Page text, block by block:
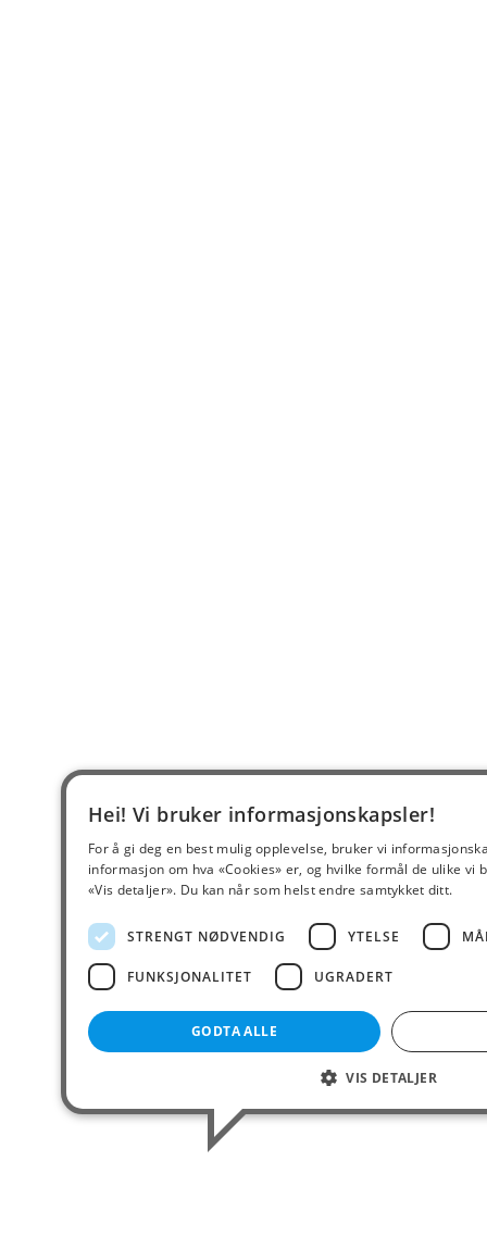
Hei! Vi bruker informasjonskapsler!
For å gi deg en best mulig opplevelse, bruker vi
informasjon om hva «Cookies» er, og hvilke formål de ulike vi
«Vis detaljer». Du kan når som helst endre samtykket ditt.
STRENGT NØDVENDIG YTELSE
FUNKSJONALITET UGRADERT
GODTA ALLE
VIS DETALJER